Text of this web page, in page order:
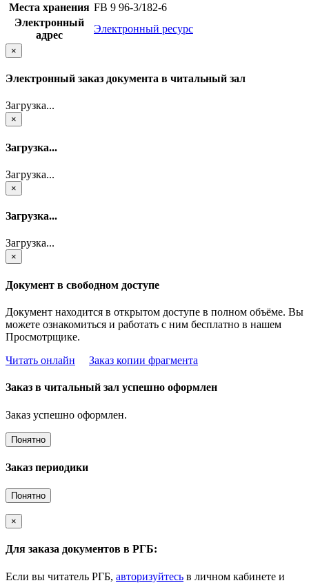
Места хранения FB 9 96-3/182-6
Электронный
адрес
Электронный ресурс
×
Электронный заказ документа в читальный зал
Загрузка...
×
Загрузка...
Загрузка...
×
Загрузка...
Загрузка...
×
Документ в свободном доступе
Документ находится в открытом доступе в полном объёме. Вы
можете ознакомиться и работать с ним бесплатно в нашем
Просмотрщике.
Читать онлайн
Заказ копии фрагмента
Заказ в читальный зал успешно оформлен
Заказ успешно оформлен.
Понятно
Заказ периодики
Понятно
×
Для заказа документов в РГБ:
Если вы читатель РГБ, авторизуйтесь в личном кабинете и